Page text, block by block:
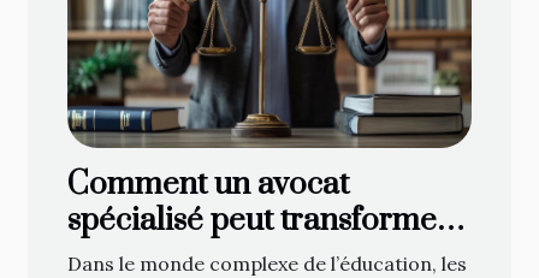
Comment un avocat
spécialisé peut transformer
les conflits scolaires ?
Dans le monde complexe de l’éducation, les